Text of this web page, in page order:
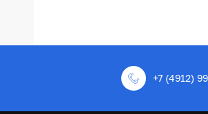
+7 (4912)